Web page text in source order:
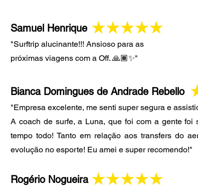
Samuel Henrique
"Surftrip alucinante!!! Ansioso para as
próximas viagens com a Off. 🙏🏾✨"
Bianca Domingues de Andrade Rebello
"Empresa excelente, me senti super segura e
A coach de surfe, a Luna, que foi com a gente
tempo todo! Tanto em relação aos transfers do
evolução no esporte! Eu amei e super recomendo!"
Rogério Nogueira